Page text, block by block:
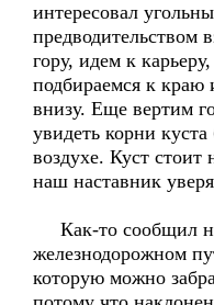
интересовал
предводительством
гору, идем к
подбираемся к краю
внизу. Еще вертим
увидеть корни
воздухе. Куст
наш наставник
Как-то сообщил
железнодорожном
которую можно